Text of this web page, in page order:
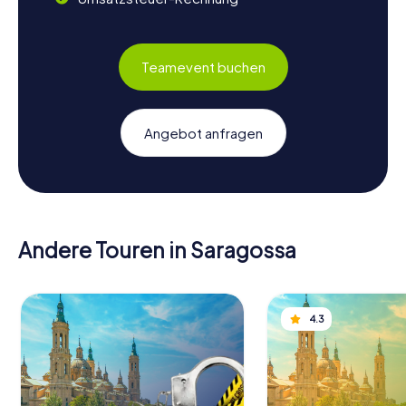
Teamevent buchen
Angebot anfragen
Andere Touren in Saragossa
4.3